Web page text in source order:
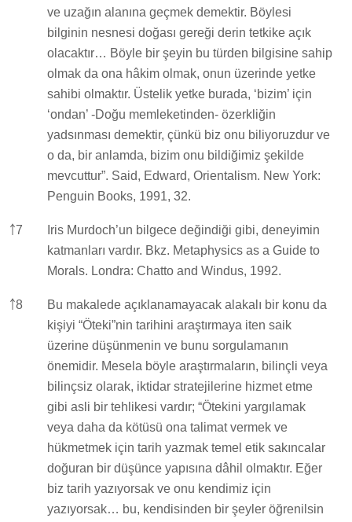
ve uzağın alanına geçmek demektir. Böylesi
bilginin nesnesi doğası gereği derin tetkike açık
olacaktır… Böyle bir şeyin bu türden bilgisine sahip
olmak da ona hâkim olmak, onun üzerinde yetke
sahibi olmaktır. Üstelik yetke burada, ‘bizim’ için
‘ondan’ -Doğu memleketinden- özerkliğin
yadsınması demektir, çünkü biz onu biliyoruzdur ve
o da, bir anlamda, bizim onu bildiğimiz şekilde
mevcuttur”. Said, Edward, Orientalism. New York:
Penguin Books, 1991, 32.
￪7
Iris Murdoch’un bilgece değindiği gibi, deneyimin
katmanları vardır. Bkz. Metaphysics as a Guide to
Morals. Londra: Chatto and Windus, 1992.
￪8
Bu makalede açıklanamayacak alakalı bir konu da
kişiyi “Öteki”nin tarihini araştırmaya iten saik
üzerine düşünmenin ve bunu sorgulamanın
önemidir. Mesela böyle araştırmaların, bilinçli veya
bilinçsiz olarak, iktidar stratejilerine hizmet etme
gibi asli bir tehlikesi vardır; “Ötekini yargılamak
veya daha da kötüsü ona talimat vermek ve
hükmetmek için tarih yazmak temel etik sakıncalar
doğuran bir düşünce yapısına dâhil olmaktır. Eğer
biz tarih yazıyorsak ve onu kendimiz için
yazıyorsak… bu, kendisinden bir şeyler öğrenilsin